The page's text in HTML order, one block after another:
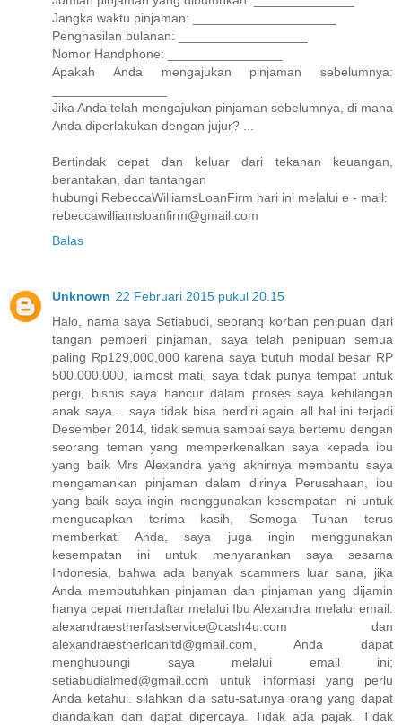
Jangka waktu pinjaman: ____________________
Penghasilan bulanan: __________________
Nomor Handphone: ________________
Apakah Anda mengajukan pinjaman sebelumnya:
Jika Anda telah mengajukan pinjaman sebelumnya, di mana
Anda diperlakukan dengan jujur? ...
Bertindak cepat dan keluar dari tekanan keuangan,
berantakan, dan tantangan
hubungi RebeccaWilliamsLoanFirm hari ini melalui e - mail:
rebeccawilliamsloanfirm@gmail.com
Balas
Unknown 22 Februari 2015 pukul 20.15
Halo, nama saya Setiabudi, seorang korban penipuan dari
tangan pemberi pinjaman, saya telah penipuan semua
paling Rp129,000,000 karena saya butuh modal besar RP
500.000.000, ialmost mati, saya tidak punya tempat untuk
pergi, bisnis saya hancur dalam proses saya kehilangan
anak saya .. saya tidak bisa berdiri again..all hal ini terjadi
Desember 2014, tidak semua sampai saya bertemu dengan
seorang teman yang memperkenalkan saya kepada ibu
yang baik Mrs Alexandra yang akhirnya membantu saya
mengamankan pinjaman dalam dirinya Perusahaan, ibu
yang baik saya ingin menggunakan kesempatan ini untuk
mengucapkan terima kasih, Semoga Tuhan terus
memberkati Anda, saya juga ingin menggunakan
kesempatan ini untuk menyarankan saya sesama
Indonesia, bahwa ada banyak scammers luar sana, jika
Anda membutuhkan pinjaman dan pinjaman yang dijamin
hanya cepat mendaftar melalui Ibu Alexandra melalui email.
alexandraestherfastservice@cash4u.com dan
alexandraestherloanltd@gmail.com, Anda dapat
menghubungi saya melalui email ini;
setiabudialmed@gmail.com untuk informasi yang perlu
Anda ketahui. silahkan dia satu-satunya orang yang dapat
diandalkan dan dapat dipercaya. Tidak ada pajak. Tidak